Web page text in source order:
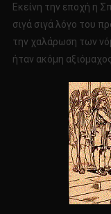
Εκείνη την εποχή η
σιγά σιγά λόγο του
την χαλάρωση των
ήταν ακόμη